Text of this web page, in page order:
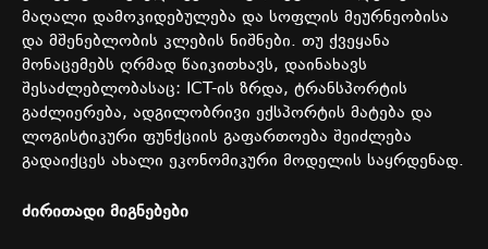
მაღალი დამოკიდებულება და სოფლის მეურნეობისა
და მშენებლობის კლების ნიშნები. თუ ქვეყანა
მონაცემებს ღრმად წაიკითხავს, დაინახავს
შესაძლებლობასაც: ICT-ის ზრდა, ტრანსპორტის
გაძლიერება, ადგილობრივი ექსპორტის მატება და
ლოგისტიკური ფუნქციის გაფართოება შეიძლება
გადაიქცეს ახალი ეკონომიკური მოდელის საყრდენად.
ძირითადი მიგნებები